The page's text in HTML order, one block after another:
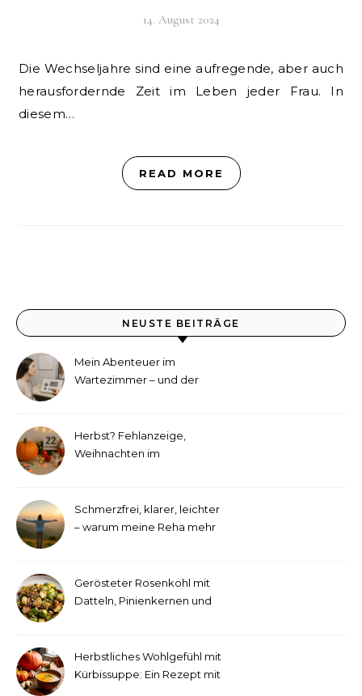
14. August 2024
Die Wechseljahre sind eine aufregende, aber auch
herausfordernde Zeit im Leben jeder Frau. In
diesem…
READ MORE
NEUSTE BEITRÄGE
Mein Abenteuer im
Wartezimmer – und der
Herbst? Fehlanzeige,
Weihnachten im
Schmerzfrei, klarer, leichter
– warum meine Reha mehr
Gerösteter Rosenkohl mit
Datteln, Pinienkernen und
Herbstliches Wohlgefühl mit
Kürbissuppe: Ein Rezept mit